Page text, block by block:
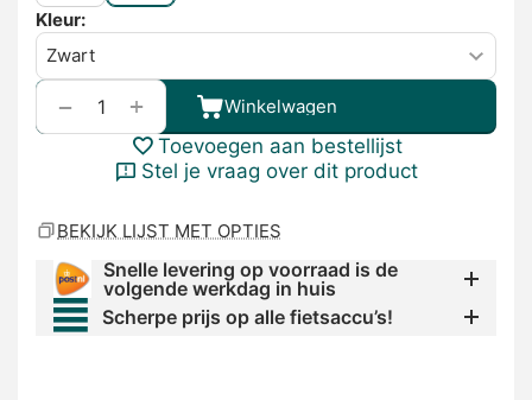
Kleur:
+
− Winkelwagen
Toevoegen aan bestellijst
Stel je vraag over dit product
BEKIJK LIJST MET OPTIES
Snelle levering op voorraad is de
volgende werkdag in huis
Scherpe prijs op alle fietsaccu’s!